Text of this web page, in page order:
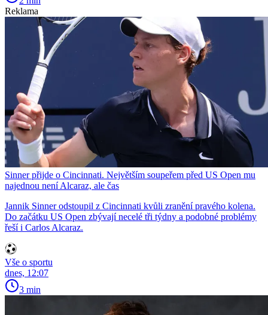
Reklama
Sinner přijde o Cincinnati. Největším soupeřem před US Open mu
najednou není Alcaraz, ale čas
Jannik Sinner odstoupil z Cincinnati kvůli zranění pravého kolena.
Do začátku US Open zbývají necelé tři týdny a podobné problémy
řeší i Carlos Alcaraz.
Vše o sportu
dnes, 12:07
3 min